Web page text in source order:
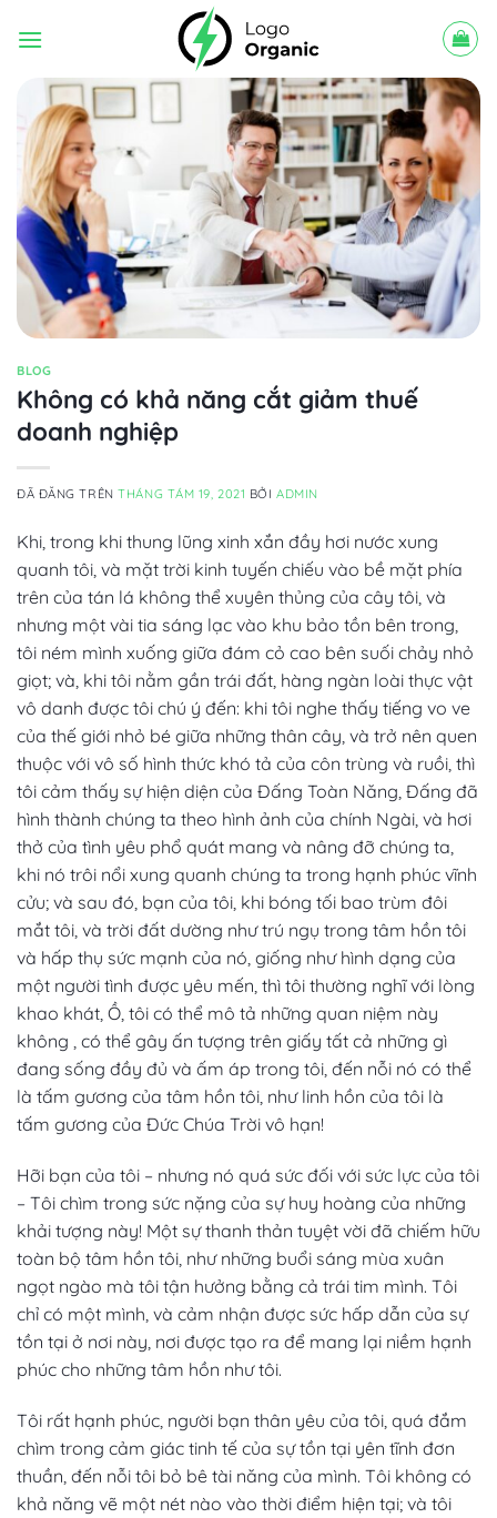
đến
BLOG
Không có khả năng cắt giảm thuế
doanh nghiệp
ĐÃ ĐĂNG TRÊNTHÁNG TÁM 19, 2021 BỞIADMIN
Khi, trong khi thung lũng xinh xắn đầy hơi nước xung
quanh tôi, và mặt trời kinh tuyến chiếu vào bề mặt phía
trên của tán lá không thể xuyên thủng của cây tôi, và
nhưng một vài tia sáng lạc vào khu bảo tồn bên trong,
tôi ném mình xuống giữa đám cỏ cao bên suối chảy nhỏ
giọt; và, khi tôi nằm gần trái đất, hàng ngàn loài thực vật
vô danh được tôi chú ý đến: khi tôi nghe thấy tiếng vo ve
của thế giới nhỏ bé giữa những thân cây, và trở nên quen
thuộc với vô số hình thức khó tả của côn trùng và ruồi, thì
tôi cảm thấy sự hiện diện của Đấng Toàn Năng, Đấng đã
hình thành chúng ta theo hình ảnh của chính Ngài, và hơi
thở của tình yêu phổ quát mang và nâng đỡ chúng ta,
khi nó trôi nổi xung quanh chúng ta trong hạnh phúc vĩnh
cửu; và sau đó, bạn của tôi, khi bóng tối bao trùm đôi
mắt tôi, và trời đất dường như trú ngụ trong tâm hồn tôi
và hấp thụ sức mạnh của nó, giống như hình dạng của
một người tình được yêu mến, thì tôi thường nghĩ với lòng
khao khát, Ồ, tôi có thể mô tả những quan niệm này
không , có thể gây ấn tượng trên giấy tất cả những gì
đang sống đầy đủ và ấm áp trong tôi, đến nỗi nó có thể
là tấm gương của tâm hồn tôi, như linh hồn của tôi là
tấm gương của Đức Chúa Trời vô hạn!
Hỡi bạn của tôi – nhưng nó quá sức đối với sức lực của tôi
– Tôi chìm trong sức nặng của sự huy hoàng của những
khải tượng này! Một sự thanh thản tuyệt vời đã chiếm hữu
toàn bộ tâm hồn tôi, như những buổi sáng mùa xuân
ngọt ngào mà tôi tận hưởng bằng cả trái tim mình. Tôi
chỉ có một mình, và cảm nhận được sức hấp dẫn của sự
tồn tại ở nơi này, nơi được tạo ra để mang lại niềm hạnh
phúc cho những tâm hồn như tôi.
Tôi rất hạnh phúc, người bạn thân yêu của tôi, quá đắm
chìm trong cảm giác tinh tế của sự tồn tại yên tĩnh đơn
thuần, đến nỗi tôi bỏ bê tài năng của mình. Tôi không có
khả năng vẽ một nét nào vào thời điểm hiện tại; và tôi